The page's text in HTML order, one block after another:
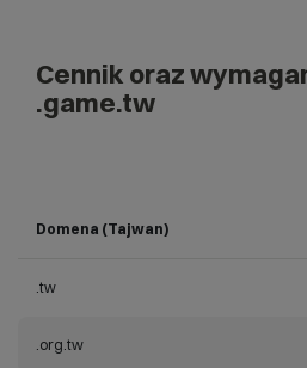
Cennik oraz
.game.tw
Domena (Tajwan)
.tw
.org.tw